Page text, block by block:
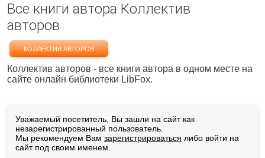
Все книги автора Коллектив
авторов
КОЛЛЕКТИВ АВТОРОВ
Коллектив авторов - все книги автора в одном месте на
сайте онлайн библиотеки LibFox.
Уважаемый посетитель, Вы зашли на сайт как
незарегистрированный пользователь.
Мы рекомендуем Вам зарегистрироваться либо войти на
сайт под своим именем.